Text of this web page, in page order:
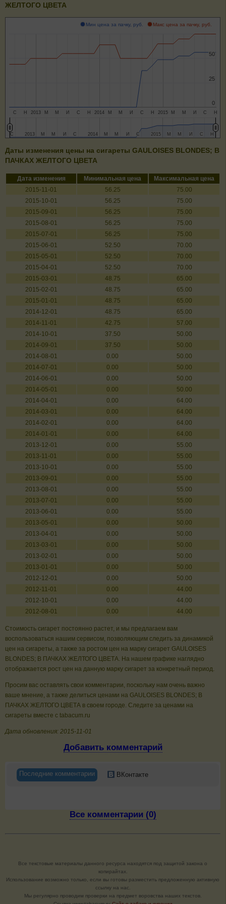
ЖЕЛТОГО ЦВЕТА
Мин цена за пачку, руб. Макс цена за пачку, руб.
2013 2014 2015
С Н М М И С Н М М И С Н М М И С Н
0
0
25
25
50
50
2013
2013 2014
2014 2015
2015
С
С М
М М
М ИИ С
С М
М М
М ИИ С
С М
М М
М ИИ С
С НН
Даты изменения цены на сигареты GAULOISES BLONDES; В
ПАЧКАХ ЖЕЛТОГО ЦВЕТА
Дата изменения Минимальная цена
Максимальная цена
2015-11-01
56.25
75.00
2015-10-01
56.25
75.00
2015-09-01
56.25
75.00
2015-08-01
56.25
75.00
2015-07-01
56.25
75.00
2015-06-01
52.50
70.00
2015-05-01
52.50
70.00
2015-04-01
52.50
70.00
2015-03-01
48.75
65.00
2015-02-01
48.75
65.00
2015-01-01
48.75
65.00
2014-12-01
48.75
65.00
2014-11-01
42.75
57.00
2014-10-01
37.50
50.00
2014-09-01
37.50
50.00
2014-08-01
0.00
50.00
2014-07-01
0.00
50.00
2014-06-01
0.00
50.00
2014-05-01
0.00
50.00
2014-04-01
0.00
64.00
2014-03-01
0.00
64.00
2014-02-01
0.00
64.00
2014-01-01
0.00
64.00
2013-12-01
0.00
55.00
2013-11-01
0.00
55.00
2013-10-01
0.00
55.00
2013-09-01
0.00
55.00
2013-08-01
0.00
55.00
2013-07-01
0.00
55.00
2013-06-01
0.00
55.00
2013-05-01
0.00
50.00
2013-04-01
0.00
50.00
2013-03-01
0.00
50.00
2013-02-01
0.00
50.00
2013-01-01
0.00
50.00
2012-12-01
0.00
50.00
2012-11-01
0.00
44.00
2012-10-01
0.00
44.00
2012-08-01
0.00 44.00
Стоимость сигарет постоянно растет, и мы предлагаем вам
воспользоваться нашим сервисом, позволяющим следить за динамикой
цен на сигареты, а также за ростом цен на марку сигарет GAULOISES
BLONDES; В ПАЧКАХ ЖЕЛТОГО ЦВЕТА. На нашем графике наглядно
отображается рост цен на данную марку сигарет за конкретный период.
Просим вас оставлять свои комментарии, поскольку нам очень важно
ваше мнение, а также делиться ценами на GAULOISES BLONDES; В
ПАЧКАХ ЖЕЛТОГО ЦВЕТА в своем городе. Следите за ценами на
сигареты вместе с tabacum.ru
Дата обновления: 2015-11-01
Добавить комментарий
Последние комментарии ВКонтакте
Все комментарии (0)
Все текстовые материалы данного ресурса находятся под защитой закона о
копирайтах.
Использование возможно только, если вы готовы разместить предложенную активную
ссылку на нас.
Мы регулярно проводим проверки на предмет воровства наших текстов.